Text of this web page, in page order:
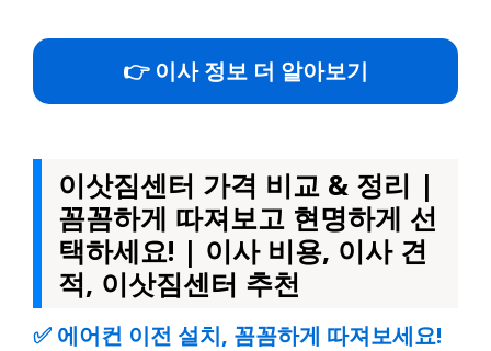
👉 이사 정보 더 알아보기
이삿짐센터 가격 비교 & 정리 |
꼼꼼하게 따져보고 현명하게 선
택하세요! | 이사 비용, 이사 견
적, 이삿짐센터 추천
✅ 에어컨 이전 설치, 꼼꼼하게 따져보세요!